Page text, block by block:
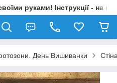
руками! Інструкції - на
День Вишиванки